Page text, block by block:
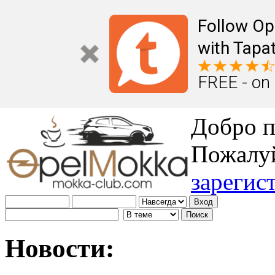
Follow
with
FREE -
Добро
Новости: